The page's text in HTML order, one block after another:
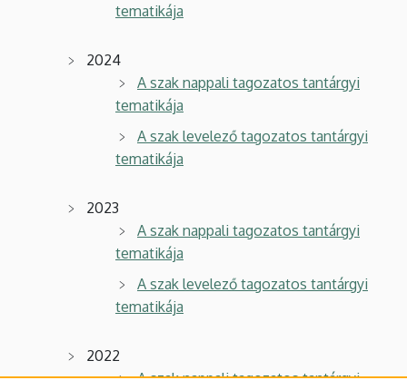
tematikája
2024
A szak nappali tagozatos tantárgyi
tematikája
A szak levelező tagozatos tantárgyi
tematikája
2023
A szak nappali tagozatos tantárgyi
tematikája
A szak levelező tagozatos tantárgyi
tematikája
2022
A szak nappali tagozatos tantárgyi